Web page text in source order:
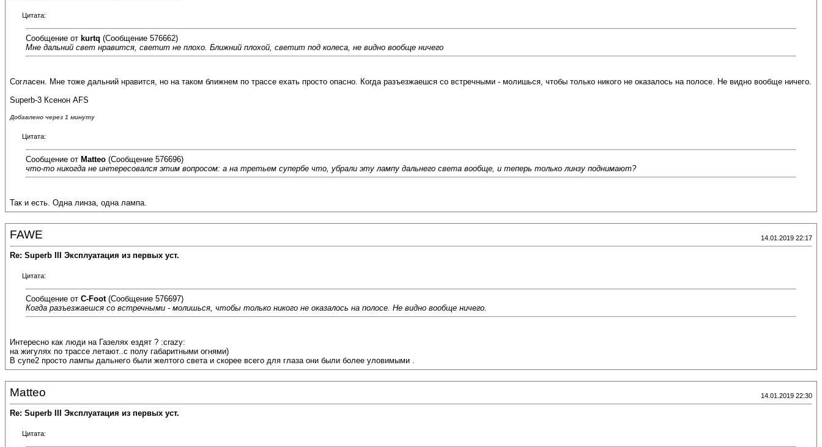
Цитата:
Сообщение от kurtq (Сообщение 576662)
Мне дальний свет нравится, светит не плохо. Ближний плохой, светит под колеса, не видно вообще ничего
Согласен. Мне тоже дальний нравится, но на таком ближнем по трассе ехать просто опасно. Когда разъезжаешся со встречными - молишься, чтобы только никого не оказалось на полосе. Не видно вообще ничего.
Superb-3 Ксенон AFS
Добавлено через 1 минуту
Цитата:
Сообщение от Matteo (Сообщение 576696)
что-то никогда не интересовался этим вопросом: а на третьем супербе что, убрали эту лампу дальнего света вообще, и теперь только линзу поднимают?
Так и есть. Одна линза, одна лампа.
FAWE 14.01.2019 22:17
Re: Superb III Эксплуатация из первых уст.
Цитата:
Сообщение от C-Foot(Сообщение 576697)
Когда разъезжаешся со встречными - молишься, чтобы только никого не оказалось на полосе. Не видно вообще ничего.
Интересно как люди на Газелях ездят ? :crazy:
на жигулях по трассе летают..с полу габаритными огнями)
В супе2 просто лампы дальнего были желтого света и скорее всего для глаза они были более уловимыми .
Matteo 14.01.2019 22:30
Re: Superb III Эксплуатация из первых уст.
Цитата: